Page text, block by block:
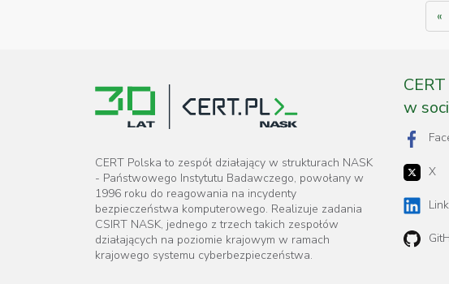
«
CERT Polska to zespół działający w strukturach NASK
- Państwowego Instytutu Badawczego, powołany w
1996 roku do reagowania na incydenty
bezpieczeństwa komputerowego. Realizuje zadania
CSIRT NASK, jednego z trzech takich zespołów
działających na poziomie krajowym w ramach
krajowego systemu cyberbezpieczeństwa.
w
X